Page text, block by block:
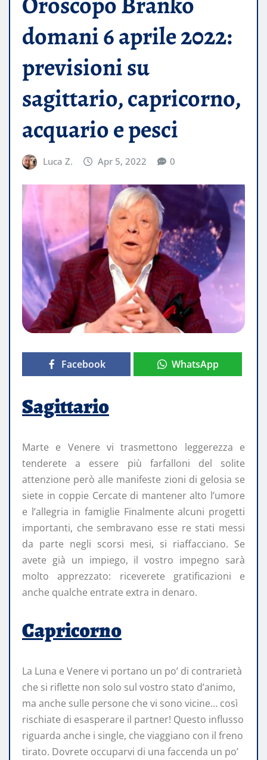
domani 6 aprile 2022:
previsioni su
sagittario, capricorno,
acquario e pesci
Luca Z. Apr 5, 2022 0
Facebook WhatsApp
Sagittario
Marte e Venere vi trasmettono leggerezza e
tenderete a essere più farfalloni del solite
attenzione però alle manifeste zioni di gelosia se
siete in coppie Cercate di mantener alto l’umore
e l’allegria in famiglie Finalmente alcuni progetti
importanti, che sembravano esse re stati messi
da parte negli scorsi mesi, si riaffacciano. Se
avete già un impiego, il vostro impegno sarà
molto apprezzato: riceverete gratificazioni e
anche qualche entrate extra in denaro.
Capricorno
La Luna e Venere vi portano un po’ di contrarietà
che si riflette non solo sul vostro stato d’animo,
ma anche sulle persone che vi sono vicine… così
rischiate di esasperare il partner! Questo influsso
riguarda anche i single, che viaggiano con il freno
tirato. Dovrete occuparvi di una faccenda un po’